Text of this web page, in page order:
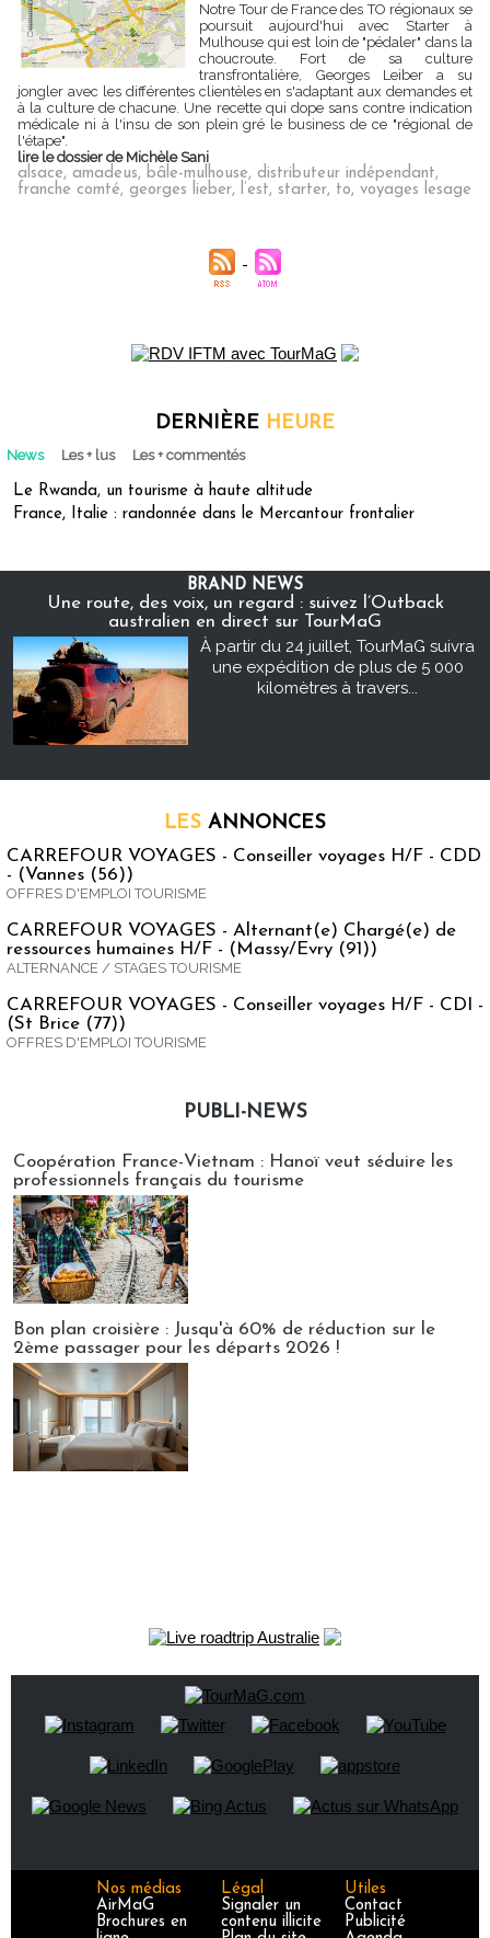
Notre Tour de France des TO régionaux se
poursuit aujourd'hui avec Starter à
Mulhouse qui est loin de "pédaler" dans la
choucroute. Fort de sa culture
transfrontalière, Georges Leiber a su
jongler avec les différentes clientèles en s'adaptant aux demandes et
à la culture de chacune. Une recette qui dope sans contre indication
médicale ni à l'insu de son plein gré le business de ce "régional de
l'étape".
lire le dossier de Michèle Sani
alsace, amadeus, bâle-mulhouse, distributeur indépendant,
franche comté, georges lieber, l’est, starter, to, voyages lesage
DERNIÈRE HEURE
News Les + lus Les + commentés
Le Rwanda, un tourisme à haute altitude
France, Italie : randonnée dans le Mercantour frontalier
BRAND NEWS
Une route, des voix, un regard : suivez l’Outback
australien en direct sur TourMaG
À partir du 24 juillet, TourMaG suivra
une expédition de plus de 5 000
kilomètres à travers...
LES ANNONCES
CARREFOUR VOYAGES - Conseiller voyages H/F - CDD
- (Vannes (56))
OFFRES D'EMPLOI TOURISME
CARREFOUR VOYAGES - Alternant(e) Chargé(e) de
ressources humaines H/F - (Massy/Evry (91))
ALTERNANCE / STAGES TOURISME
CARREFOUR VOYAGES - Conseiller voyages H/F - CDI -
(St Brice (77))
OFFRES D'EMPLOI TOURISME
PUBLI-NEWS
Coopération France-Vietnam : Hanoï veut séduire les
professionnels français du tourisme
Bon plan croisière : Jusqu'à 60% de réduction sur le
2ème passager pour les départs 2026 !
Nos médias
AirMaG
Brochures en
Légal
Signaler un
contenu illicite
Utiles
Contact
Publicité